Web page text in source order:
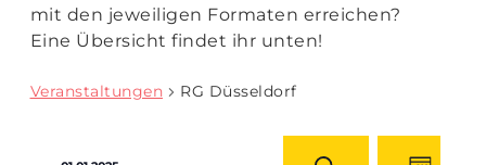
mit den jeweiligen Formaten erreichen?
Eine Übersicht findet ihr unten!
Veranstaltungen RG Düsseldorf